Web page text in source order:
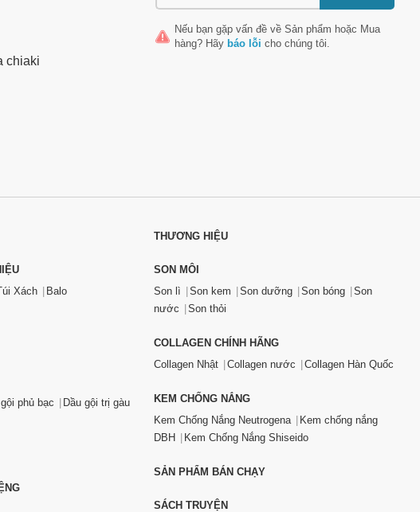
chiaki
Nếu bạn gặp vấn đề về Sản phẩm hoặc Mua
hàng? Hãy báo lỗi cho chúng tôi.
Xách Balo
phủ bạc
Dầu gội trị gàu
THƯƠNG HIỆU
SON MÔI
Son lì
Son kem Son dưỡng Son bóng
Son
nước
Son thỏi
COLLAGEN CHÍNH HÃNG
Collagen Nhật
Collagen nước Collagen Hàn Quốc
KEM CHỐNG NẮNG
Kem Chống Nắng Neutrogena
Kem chống nắng
DBH
Kem Chống Nắng Shiseido
SẢN PHẨM BÁN CHẠY
SÁCH TRUYỆN